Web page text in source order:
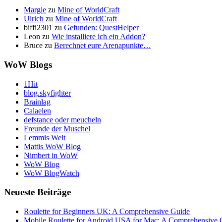
Margie zu Mine of WorldCraft
Ulrich zu Mine of WorldCraft
biffi2301 zu Gefunden: QuestHelper
Leon zu Wie installiere ich ein Addon?
Bruce zu Berechnet eure Arenapunkte…
WoW Blogs
1Hit
blog.skyfighter
Brainlag
Calaelen
defstance oder meucheln
Freunde der Muschel
Lemmis Welt
Mattis WoW Blog
Nimbert in WoW
WoW Blog
WoW BlogWatch
Neueste Beiträge
Roulette for Beginners UK: A Comprehensive Guide
Mobile Roulette for Android USA for Mac: A Comprehensive